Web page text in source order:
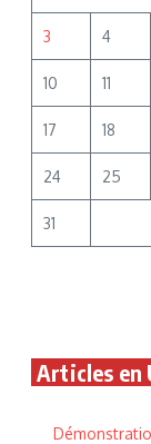
3 4
10 11
17 18
24 25
31
Articles en